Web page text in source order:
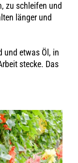
zu schleifen und
länger und
und etwas Öl, in
stecke. Das